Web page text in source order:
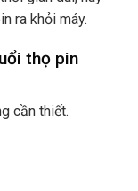
ra khỏi máy.
thọ pin
cần thiết.